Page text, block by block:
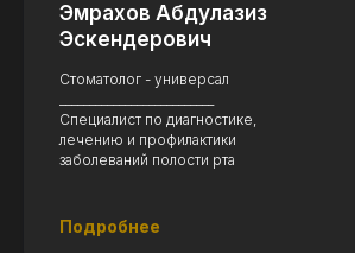
Эмрахов Абдулазиз
Эскендерович
Стоматолог - универсал
Специалист по диагностике,
лечению и профилактики
заболеваний полости рта
Подробнее